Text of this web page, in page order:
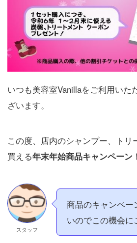
いつも美容室Vanillaをご利用いた
ざいます。
この度、店内のシャンプー、トリ
買える年末年始商品キャンペーン！
スタッフ
商品のキャンペー
いのでこの機会に